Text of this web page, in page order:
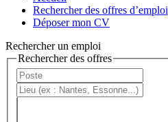
Rechercher des offres d’emploi
Déposer mon CV
Rechercher un emploi
Rechercher des offres